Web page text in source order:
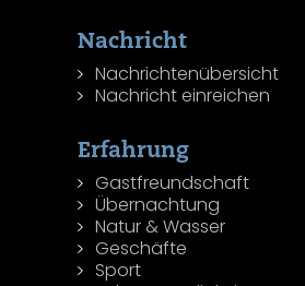
Nachricht
Nachrichtenübersicht
Nachricht einreichen
Erfahrung
Gastfreundschaft
Übernachtung
Natur & Wasser
Geschäfte
Sport